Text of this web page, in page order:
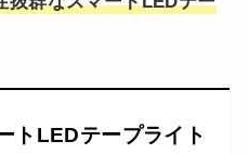
トLEDテープライト